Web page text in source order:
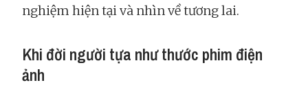
nghiệm hiện tại và nhìn về tương lai.
Khi đời người tựa như thước phim điện
ảnh